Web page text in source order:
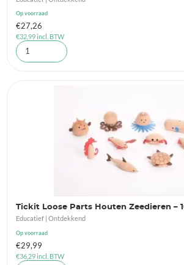
Op voorraad
€27,26
€32,99incl. BTW
Tickit Loose Parts Houten Zeedieren –
Educatief | Ontdekkend
Op voorraad
€29,99
€36,29incl. BTW